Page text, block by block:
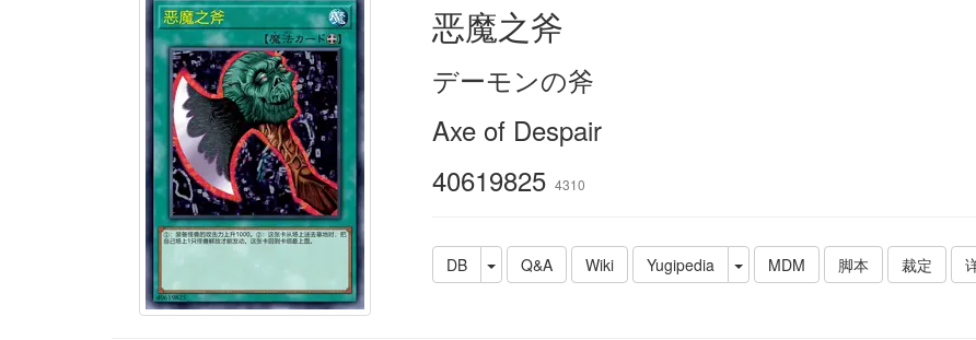
恶魔之斧
デーモンの斧
Axe of Despair
40619825 4310
DB Q&A Wiki Yugipedia MDM 脚本 裁定